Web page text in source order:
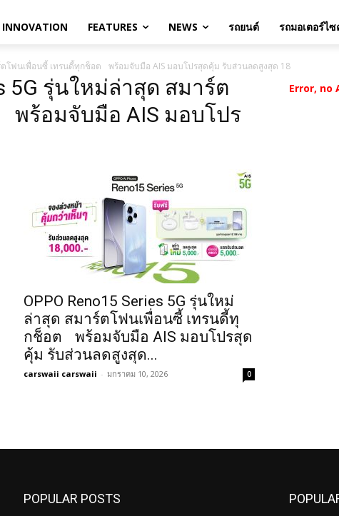
INNOVATION FEATURES NEWS รถยนต์ รถมอเตอร์ไซ
ตโฟนเพื่อนซี้ เทรนดี้ทุกช็อต พร้อมจับมือ AIS มอบโปรสุดคุ้ม รับส่วนลดสูงสุด 18
5G รุ่นใหม่ล่าสุด สมาร์ต
ร้อมจับมือ AIS มอบโปร
OPPO Reno15 Series 5G รุ่นใหม่
ล่าสุด สมาร์ตโฟนเพื่อนซี้ เทรนดี้ทุ
กช็อต พร้อมจับมือ AIS มอบโปรสุด
คุ้ม รับส่วนลดสูงสุด...
carswaii carswaii - มกราคม 10, 2026 0
Error, no
POPULAR POSTS